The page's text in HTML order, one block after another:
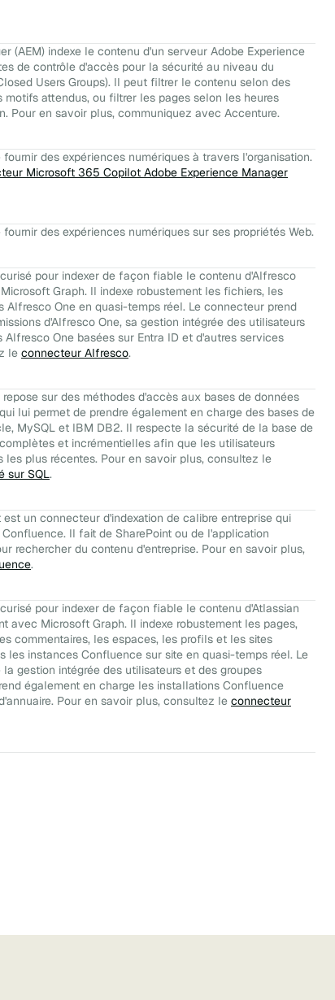
(AEM) indexe le contenu d'un serveur Adobe Experience
de contrôle d'accès pour la sécurité au niveau du
Users Groups). Il peut filtrer le contenu selon des
attendus, ou filtrer les pages selon les heures
Pour en savoir plus, communiquez avec Accenture.
des expériences numériques à travers l'organisation.
Microsoft 365 Copilot Adobe Experience Manager
des expériences numériques sur ses propriétés Web.
pour indexer de façon fiable le contenu d'Alfresco
Graph. Il indexe robustement les fichiers, les
Alfresco One en quasi-temps réel. Le connecteur prend
d'Alfresco One, sa gestion intégrée des utilisateurs
One basées sur Entra ID et d'autres services
le connecteur Alfresco.
sur des méthodes d'accès aux bases de données
lui permet de prendre également en charge des bases de
MySQL et IBM DB2. Il respecte la sécurité de la base de
et incrémentielles afin que les utilisateurs
plus récentes. Pour en savoir plus, consultez le
sur SQL.
un connecteur d'indexation de calibre entreprise qui
Il fait de SharePoint ou de l'application
rechercher du contenu d'entreprise. Pour en savoir plus,
.
pour indexer de façon fiable le contenu d'Atlassian
avec Microsoft Graph. Il indexe robustement les pages,
commentaires, les espaces, les profils et les sites
les instances Confluence sur site en quasi-temps réel. Le
gestion intégrée des utilisateurs et des groupes
également en charge les installations Confluence
Pour en savoir plus, consultez le connecteur